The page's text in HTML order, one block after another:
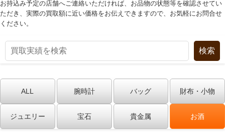
お持込み予定の店舗へご連絡いただければ、お品物の状態等を確認させてい
ただき、実際の買取額に近い価格をお伝えできますので、お気軽にお問合せ
ください。
ALL 腕時計 バッグ 財布・小物
ジュエリー 宝石 貴金属 お酒